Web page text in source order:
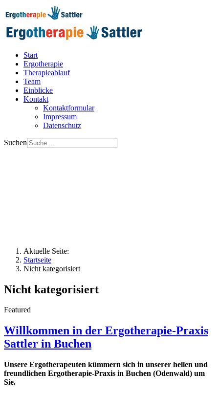
Start
Ergotherapie
Therapieablauf
Team
Einblicke
Kontakt
Kontaktformular
Impressum
Datenschutz
Suchen
Aktuelle Seite:
Startseite
Nicht kategorisiert
Nicht kategorisiert
Featured
Willkommen in der Ergotherapie-Praxis
Sattler in Buchen
Unsere Ergotherapeuten kümmern sich in unserer hellen und
freundlichen Ergotherapie-Praxis in Buchen (Odenwald) um
Sie.